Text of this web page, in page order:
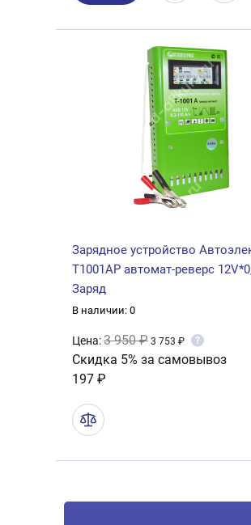
Зарядное устройство
Т1001AP автомат-реверс
Заряд
В наличии: 0
Цена:3 950 ₽ 3 753 ₽ ?
Скидка 5% за самовывоз
197 ₽